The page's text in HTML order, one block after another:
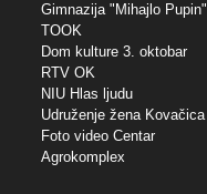
Gimnazija "Mihajlo Pupin"
TOOK
Dom kulture 3. oktobar
RTV OK
NIU Hlas ljudu
Udruženje žena Kovačica
Foto video Centar
Agrokomplex